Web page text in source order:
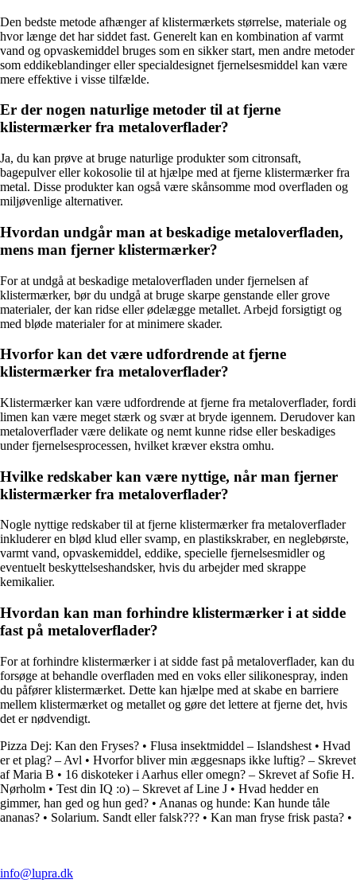
Den bedste metode afhænger af klistermærkets størrelse, materiale og
hvor længe det har siddet fast. Generelt kan en kombination af varmt
vand og opvaskemiddel bruges som en sikker start, men andre metoder
som eddikeblandinger eller specialdesignet fjernelsesmiddel kan være
mere effektive i visse tilfælde.
Er der nogen naturlige metoder til at fjerne
klistermærker fra metaloverflader?
Ja, du kan prøve at bruge naturlige produkter som citronsaft,
bagepulver eller kokosolie til at hjælpe med at fjerne klistermærker fra
metal. Disse produkter kan også være skånsomme mod overfladen og
miljøvenlige alternativer.
Hvordan undgår man at beskadige metaloverfladen,
mens man fjerner klistermærker?
For at undgå at beskadige metaloverfladen under fjernelsen af
klistermærker, bør du undgå at bruge skarpe genstande eller grove
materialer, der kan ridse eller ødelægge metallet. Arbejd forsigtigt og
med bløde materialer for at minimere skader.
Hvorfor kan det være udfordrende at fjerne
klistermærker fra metaloverflader?
Klistermærker kan være udfordrende at fjerne fra metaloverflader, fordi
limen kan være meget stærk og svær at bryde igennem. Derudover kan
metaloverflader være delikate og nemt kunne ridse eller beskadiges
under fjernelsesprocessen, hvilket kræver ekstra omhu.
Hvilke redskaber kan være nyttige, når man fjerner
klistermærker fra metaloverflader?
Nogle nyttige redskaber til at fjerne klistermærker fra metaloverflader
inkluderer en blød klud eller svamp, en plastikskraber, en neglebørste,
varmt vand, opvaskemiddel, eddike, specielle fjernelsesmidler og
eventuelt beskyttelseshandsker, hvis du arbejder med skrappe
kemikalier.
Hvordan kan man forhindre klistermærker i at sidde
fast på metaloverflader?
For at forhindre klistermærker i at sidde fast på metaloverflader, kan du
forsøge at behandle overfladen med en voks eller silikonespray, inden
du påfører klistermærket. Dette kan hjælpe med at skabe en barriere
mellem klistermærket og metallet og gøre det lettere at fjerne det, hvis
det er nødvendigt.
Pizza Dej: Kan den Fryses? • Flusa insektmiddel – Islandshest • Hvad
er et plag? – Avl • Hvorfor bliver min æggesnaps ikke luftig? – Skrevet
af Maria B • 16 diskoteker i Aarhus eller omegn? – Skrevet af Sofie H.
Nørholm • Test din IQ :o) – Skrevet af Line J • Hvad hedder en
gimmer, han ged og hun ged? • Ananas og hunde: Kan hunde tåle
ananas? • Solarium. Sandt eller falsk??? • Kan man fryse frisk pasta? •
info@lupra.dk